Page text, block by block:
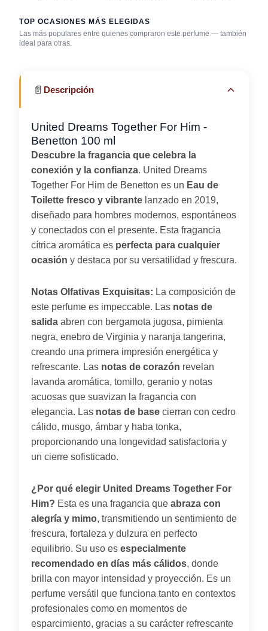
TOP OCASIONES MÁS ELEGIDAS
Las más populares entre quienes compraron este perfume — también
ideal para otras.
Día caluroso /
clima cálido
📄 Descripción
United Dreams Together For Him -
Benetton 100 ml
Descubre la fragancia que celebra la
conexión y la confianza. United Dreams
Together For Him de Benetton es un Eau de
Toilette fresco y vibrante lanzado en 2019,
diseñado para hombres modernos, espontáneos
y conectados con el presente. Esta fragancia
cítrica aromática es perfecta para cualquier
ocasión y destaca por su versatilidad y frescura.
Notas Olfativas Exquisitas: La composición de
este perfume es impeccable. Las notas de
salida abren con bergamota jugosa, pimienta
negra, enebro de Virginia y naranja tangerina,
creando una primera impresión energética y
refrescante. Las notas de corazón revelan
lavanda aromática, tomillo, geranio y notas
acuosas que suavizan la fragancia con
elegancia. Las notas de base cierran con cedro
cálido, musgo, ámbar y haba tonka,
proporcionando una longevidad satisfactoria y
un cierre sofisticado.
¿Por qué elegir United Dreams Together For
Him? Esta es una fragancia que abraza con
alegría y mimo, transmitiendo un sentimiento de
frescura, fortaleza y dulzura en perfecto
equilibrio. Su uso es especialmente
recomendado en días más cálidos, donde
brilla con mayor intensidad y proyección. Es un
perfume versátil que funciona tanto en contextos
profesionales como en momentos de
esparcimiento, gracias a su carácter refrescante